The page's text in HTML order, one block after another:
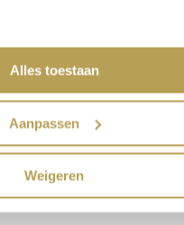
Alles toestaan
Aanpassen
Weigeren